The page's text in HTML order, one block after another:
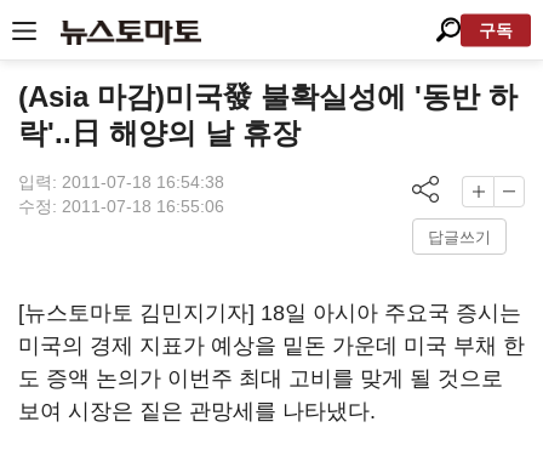
구독
(Asia 마감)미국發 불확실성에 '동반 하
락'..日 해양의 날 휴장
입력: 2011-07-18 16:54:38
수정: 2011-07-18 16:55:06
답글쓰기
[뉴스토마토 김민지기자] 18일 아시아 주요국 증시는
미국의 경제 지표가 예상을 밑돈 가운데 미국 부채 한
도 증액 논의가 이번주 최대 고비를 맞게 될 것으로
보여 시장은 짙은 관망세를 나타냈다.